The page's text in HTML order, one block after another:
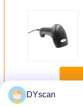
Mehr
DYscan